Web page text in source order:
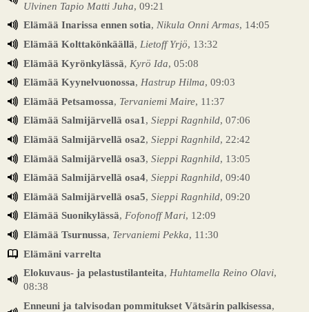
Ulvinen Tapio Matti Juha, 09:21
Elämää Inarissa ennen sotia, Nikula Onni Armas, 14:05
Elämää Kolttakönkäällä, Lietoff Yrjö, 13:32
Elämää Kyrönkylässä, Kyrö Ida, 05:08
Elämää Kyynelvuonossa, Hastrup Hilma, 09:03
Elämää Petsamossa, Tervaniemi Maire, 11:37
Elämää Salmijärvellä osa1 , Sieppi Ragnhild, 07:06
Elämää Salmijärvellä osa2, Sieppi Ragnhild, 22:42
Elämää Salmijärvellä osa3, Sieppi Ragnhild, 13:05
Elämää Salmijärvellä osa4, Sieppi Ragnhild, 09:40
Elämää Salmijärvellä osa5, Sieppi Ragnhild, 09:20
Elämää Suonikylässä, Fofonoff Mari, 12:09
Elämää Tsurnussa, Tervaniemi Pekka, 11:30
Elämäni varrelta
Elokuvaus- ja pelastustilanteita, Huhtamella Reino Olavi,
08:38
Enneuni ja talvisodan pommitukset Vätsärin palkisessa,